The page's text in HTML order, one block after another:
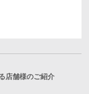
店舗様のご紹介